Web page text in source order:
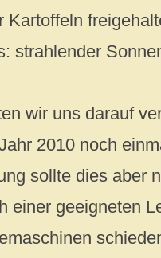
Kartoffeln
strahlender
wir uns darauf
2010 noch
sollte dies aber
einer geeigneten